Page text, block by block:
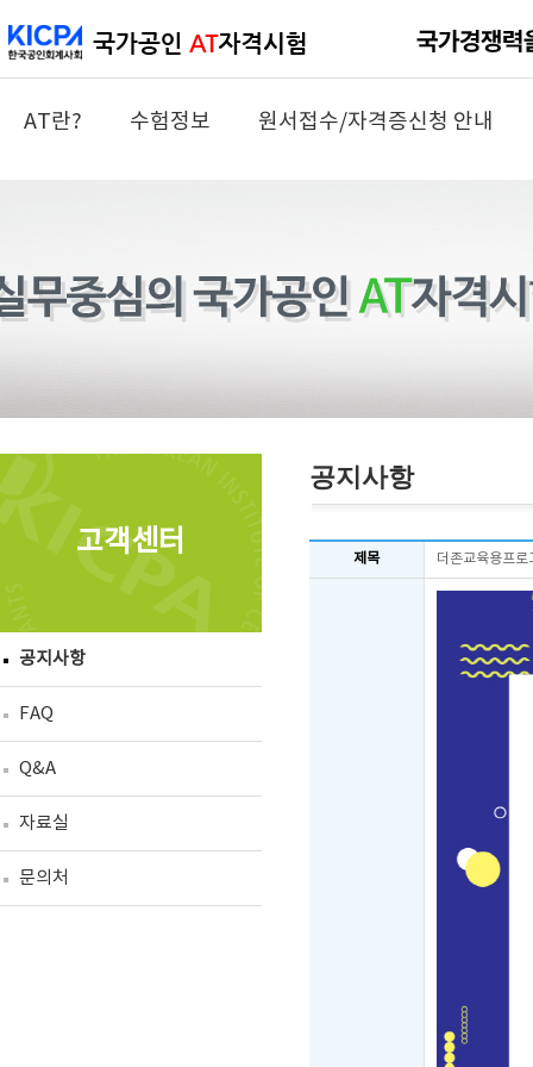
AT란? 수험정보 원서접수/자격증신청 안내
고객센터
공지사항
FAQ
Q&A
자료실
문의처
공지사항
제목 더존교육용프